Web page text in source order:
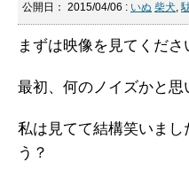
公開日： 2015/04/06 : いぬ 柴犬,
まずは映像を見てくださ
最初、何のノイズかと思
私は見てて結構笑いまし
う？